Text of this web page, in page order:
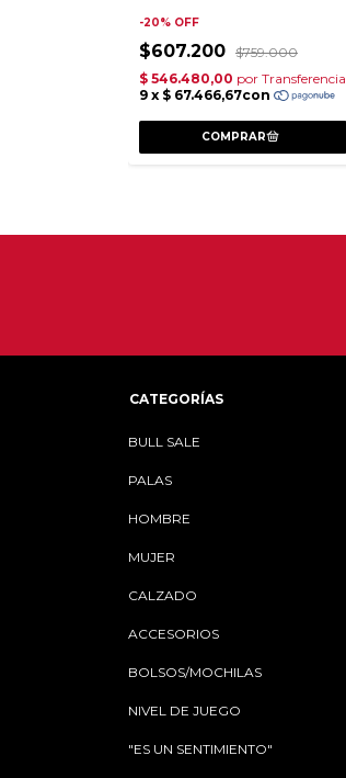
-20% OFF
$607.200 $759.000
CATEGORÍAS
BULL SALE
PALAS
HOMBRE
MUJER
CALZADO
ACCESORIOS
BOLSOS/MOCHILAS
NIVEL DE JUEGO
"ES UN SENTIMIENTO"